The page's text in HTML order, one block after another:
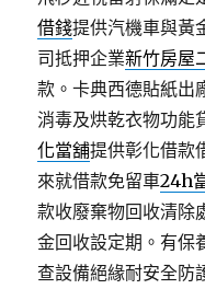
借錢提供汽機車與黃
司抵押企業新竹房屋
款。卡典西德貼紙出
消毒及烘乾衣物功能
化當舖提供彰化借款
來就借款免留車24h
款收廢棄物回收清除
金回收設定期。有保
查設備絕緣耐安全防